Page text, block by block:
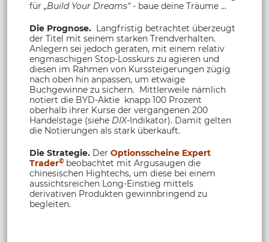
für „Build Your Dreams“- baue deine Träume …
Die Prognose. Langfristig betrachtet überzeugt
der Titel mit seinem starken Trendverhalten.
Anlegern sei jedoch geraten, mit einem relativ
engmaschigen Stop-Losskurs zu agieren und
diesen im Rahmen von Kurssteigerungen zügig
nach oben hin anpassen, um etwaige
Buchgewinne zu sichern. Mittlerweile nämlich
notiert die BYD-Aktie knapp 100 Prozent
oberhalb ihrer Kurse der vergangenen 200
Handelstage (siehe DIX-Indikator). Damit gelten
die Notierungen als stark überkauft.
Die Strategie. Der Optionsscheine Expert
Trader© beobachtet mit Argusaugen die
chinesischen Hightechs, um diese bei einem
aussichtsreichen Long-Einstieg mittels
derivativen Produkten gewinnbringend zu
begleiten.